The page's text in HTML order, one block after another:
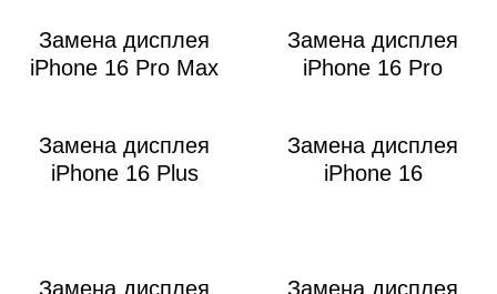
Замена дисплея
iPhone 16 Pro Max
Замена дисплея
iPhone 16 Pro
Замена дисплея
iPhone 16 Plus
Замена дисплея
iPhone 16
Замена дисплея
Замена дисплея